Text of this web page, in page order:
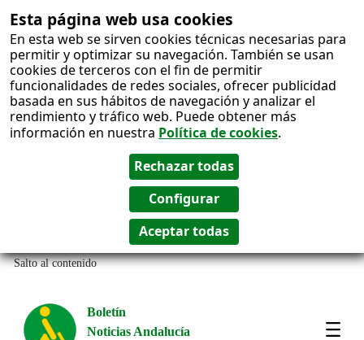
Esta página web usa cookies
En esta web se sirven cookies técnicas necesarias para
permitir y optimizar su navegación. También se usan
cookies de terceros con el fin de permitir
funcionalidades de redes sociales, ofrecer publicidad
basada en sus hábitos de navegación y analizar el
rendimiento y tráfico web. Puede obtener más
información en nuestra Política de cookies.
Salto al contenido
Boletín
Noticias Andalucía